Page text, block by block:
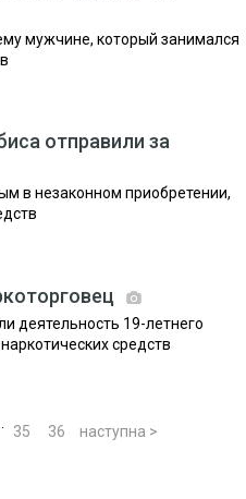
мужчине, который занимался
отправили за
в незаконном приобретении,
деятельность 19-летнего
средств
35 36 наступна >